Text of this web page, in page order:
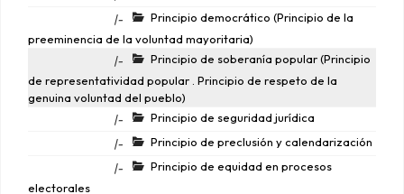
|-
Principio democrático (Principio de la
preeminencia de la voluntad mayoritaria)
|-
Principio de soberanía popular (Principio
de representatividad popular . Principio de respeto de la
genuina voluntad del pueblo)
|-
Principio de seguridad jurídica
|-
Principio de preclusión y calendarización
|-
Principio de equidad en procesos
electorales